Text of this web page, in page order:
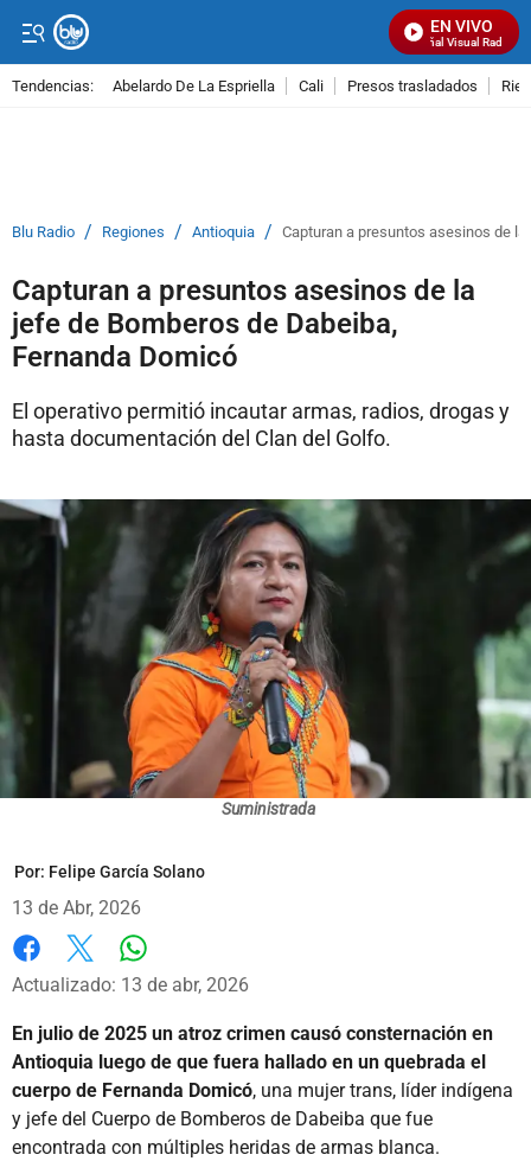
EN VIVO
Señal Visual Radio
Tendencias: Abelardo De La Espriella Cali Presos trasladados
Blu Radio / Regiones / Antioquia / Capturan a presuntos asesinos de
Capturan a presuntos asesinos de la
jefe de Bomberos de Dabeiba,
Fernanda Domicó
El operativo permitió incautar armas, radios, drogas y
hasta documentación del Clan del Golfo.
Suministrada
Por: Felipe García Solano
13 de Abr, 2026
Facebook
X
Actualizado: 13 de abr, 2026
En julio de 2025 un atroz crimen causó consternación en
Antioquia luego de que fuera hallado en un quebrada el
cuerpo de Fernanda Domicó, una mujer trans, líder indígena
y jefe del Cuerpo de Bomberos de Dabeiba que fue
encontrada con múltiples heridas de armas blanca.